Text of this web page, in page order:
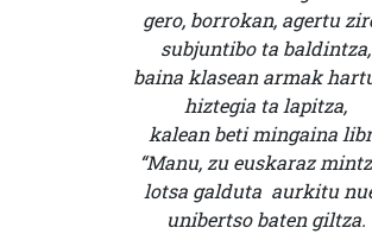
gero, borrokan, agertu
subjuntibo ta baldintza,
baina klasean armak
hiztegia ta lapitza,
kalean beti mingaina
“Manu, zu euskaraz
lotsa galduta aurkitu
unibertso baten giltza.